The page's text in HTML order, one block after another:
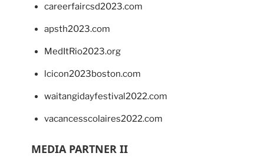
careerfaircsd2023.com
apsth2023.com
MedItRio2023.org
lcicon2023boston.com
waitangidayfestival2022.com
vacancesscolaires2022.com
MEDIA PARTNER II